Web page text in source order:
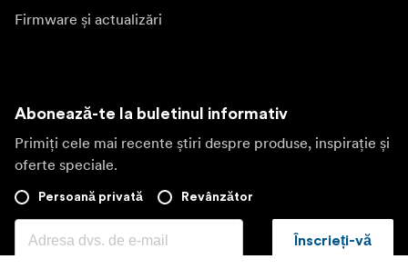
Firmware și actualizări
Abonează-te la buletinul informativ
Primiți cele mai recente știri despre produse, inspirație și
oferte speciale.
Persoană privată Revânzător
Înscrieți-vă